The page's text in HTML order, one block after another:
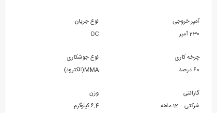
آمپر خروجی
230 آمپر
نوع جریان
DC
چرخه کاری
60 درصد
نوع جوشکاری
MMA(الکترود)
گارانتی
شرکتی – 12 ماهه
وزن
6.4 کیلوگرم